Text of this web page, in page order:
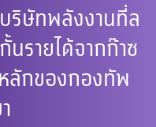
บริษัทพลังงานที่ล
รายได้จากก๊าซ
ลักของกองทัพ